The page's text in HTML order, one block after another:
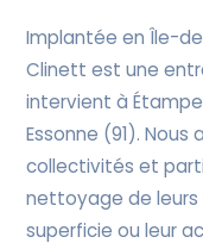
Implantée en Île-
Clinett est une
intervient à
Essonne (91).
collectivités et
nettoyage de leurs
superficie ou leur